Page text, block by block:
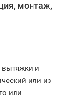
монтаж,
вытяжки и
или из
или